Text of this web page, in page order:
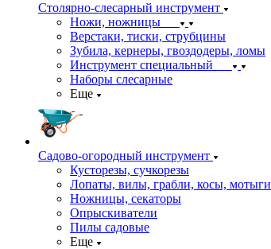
Столярно-слесарный инструмент
Ножи, ножницы
Верстаки, тиски, струбцины
Зубила, кернеры, гвоздодеры, ломы
Инструмент специальный
Наборы слесарные
Еще
Садово-огородный инструмент
Кусторезы, сучкорезы
Лопаты, вилы, грабли, косы, мотыги
Ножницы, секаторы
Опрыскиватели
Пилы садовые
Еще